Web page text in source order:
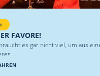
FAVORE!
es gar nicht viel, um aus
....